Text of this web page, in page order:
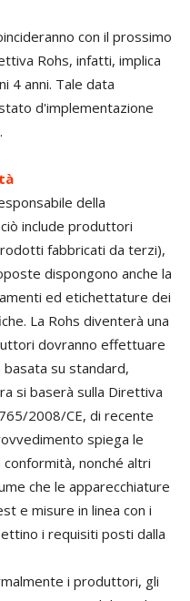
con il prossimo
Rohs, infatti, implica
4 anni. Tale data
d'implementazione
della
include produttori
fabbricati da terzi),
dispongono anche la
ed etichettature dei
La Rohs diventerà una
dovranno effettuare
su standard,
si baserà sulla Direttiva
2008/CE, di recente
spiega le
nonché altri
che le apparecchiature
e misure in linea con i
i requisiti posti dalla
i produttori, gli